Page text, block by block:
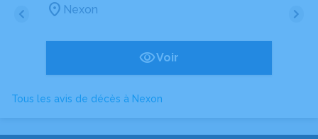
Nexon
Voir
Tous les avis de décès à Nexon